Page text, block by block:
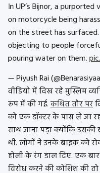
In UP’s Bijnor, a
on motorcycle being
on the street has
objecting to people
pouring water on them.
— Piyush Rai
वीडियो में दिख रहे मुस्लिम
रूप में की गई.कथित तौर पर
को एक डॉक्टर के पास ले जा
साथ जाना पड़ा क्योंकि
थी. लोगों ने उनके बाइक को
होली के रंग डाल दिए. एक
विरोध करने की कोशिश की